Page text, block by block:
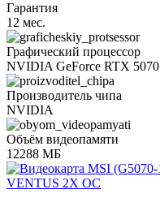
Гарантия
12 мес.
Графический процессор
NVIDIA GeForce RTX 5070
Производитель чипа
NVIDIA
Объём видеопамяти
12288 МБ